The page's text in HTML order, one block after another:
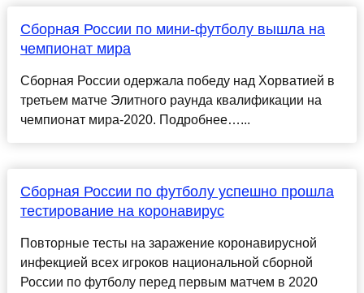
Сборная России по мини-футболу вышла на
чемпионат мира
Сборная России одержала победу над Хорватией в
третьем матче Элитного раунда квалификации на
чемпионат мира-2020. Подробнее…...
Сборная России по футболу успешно прошла
тестирование на коронавирус
Повторные тесты на заражение коронавирусной
инфекцией всех игроков национальной сборной
России по футболу перед первым матчем в 2020